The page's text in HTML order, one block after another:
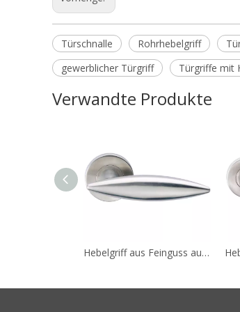
Türschnalle Rohrhebelgriff
gewerblicher Türgriff
Türgriffe mit
Verwandte Produkte
Hebelgriff aus Feinguss aus Edelstahl 304, europäischer Standard A144